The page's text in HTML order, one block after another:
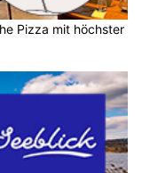
Pizza mit höchster